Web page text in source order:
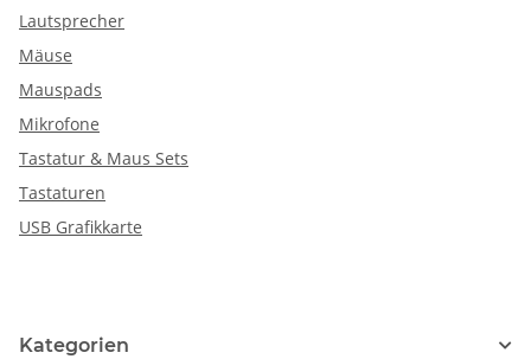
Lautsprecher
Mäuse
Mauspads
Mikrofone
Tastatur & Maus Sets
Tastaturen
USB Grafikkarte
Kategorien